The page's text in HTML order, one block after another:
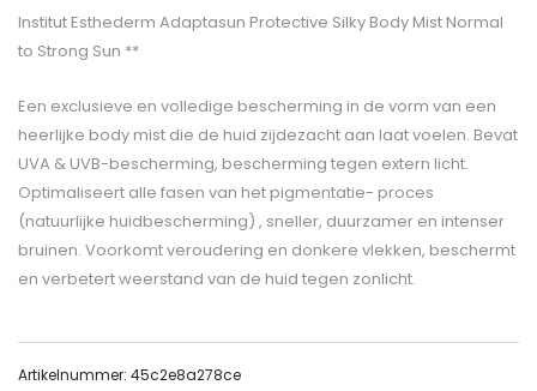
Institut Esthederm Adaptasun Protective Silky Body Mist Normal
to Strong Sun **
Een exclusieve en volledige bescherming in de vorm van een
heerlijke body mist die de huid zijdezacht aan laat voelen. Bevat
UVA & UVB-bescherming, bescherming tegen extern licht.
Optimaliseert alle fasen van het pigmentatie- proces
(natuurlijke huidbescherming) , sneller, duurzamer en intenser
bruinen. Voorkomt veroudering en donkere vlekken, beschermt
en verbetert weerstand van de huid tegen zonlicht.
Artikelnummer: 45c2e8a278ce